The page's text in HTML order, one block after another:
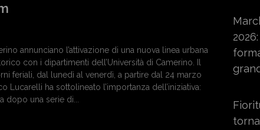
annunciano l’attivazione di una nuova linea urbana
con i dipartimenti dell’Università di Camerino. Il
feriali, dal lunedì al venerdì, a partire dal 24 marzo
Lucarelli ha sottolineato l’importanza dell’iniziativa:
dopo una serie di...